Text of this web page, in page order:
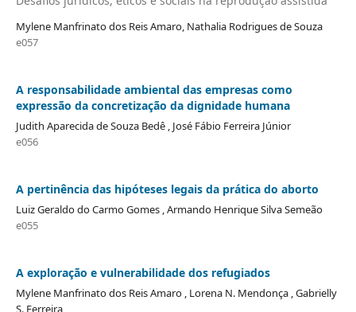
Mylene Manfrinato dos Reis Amaro, Nathalia Rodrigues de Souza
e057
A responsabilidade ambiental das empresas como
expressão da concretização da dignidade humana
Judith Aparecida de Souza Bedê , José Fábio Ferreira Júnior
e056
A pertinência das hipóteses legais da prática do aborto
Luiz Geraldo do Carmo Gomes , Armando Henrique Silva Semeão
e055
A exploração e vulnerabilidade dos refugiados
Mylene Manfrinato dos Reis Amaro , Lorena N. Mendonça , Gabrielly
S. Ferreira